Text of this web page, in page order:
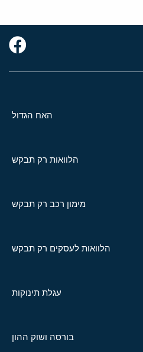
האח הגדול
הלוואות רק תבקש
מימון רכב רק תבקש
הלוואות לעסקים רק תבקש
עגלת תינוקות
בורסה ושוק ההון